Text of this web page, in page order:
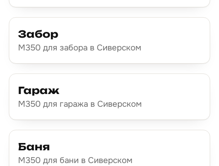
Забор
М350 для забора в Сиверском
Гараж
М350 для гаража в Сиверском
Баня
М350 для бани в Сиверском